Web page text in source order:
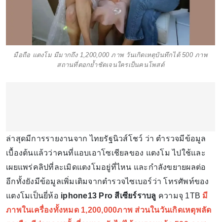
มือถือ แตงโม มีมากถึง 1,200,000 ภาพ วันเกิดเหตุบันทึกได้ 500 ภาพ
สถานที่ตอกย้ำชัดเจนใครเป็นคนโพสต์
ล่าสุดมีการรายงานจาก ไทยรัฐนิวส์โชว์ ว่า ตำรวจมีข้อมูล
เบื้องต้นแล้วว่าคนที่แอบเอาโซเชียลของ แตงโม ไปใช้และ
เผยแพร่คลิปที่ละเมิดแตงโมอยู่ที่ไหน และกำลังขยายผลต่อ
อีกทั้งยังมีข้อมูลเพิ่มเติมจากตำรวจไซเบอร์ว่า โทรศัพท์ของ
แตงโมเป็นยี่ห้อ iphone13 Pro สีเซียร์ราบลู ความจุ 1TB มี
ภาพในเครื่องทั้งหมด 1,200,000ภาพ ส่วนในวันเกิดเหตุพลัด